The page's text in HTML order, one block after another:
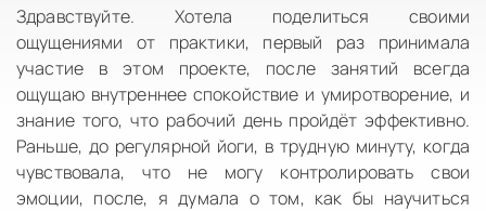
Здравствуйте. Хотела поделиться своими
ощущениями от практики, первый раз принимала
участие в этом проекте, после занятий всегда
ощущаю внутреннее спокойствие и умиротворение, и
знание того, что рабочий день пройдёт эффективно.
Раньше, до регулярной йоги, в трудную минуту, когда
чувствовала, что не могу контролировать свои
эмоции, после, я думала о том, как бы научиться